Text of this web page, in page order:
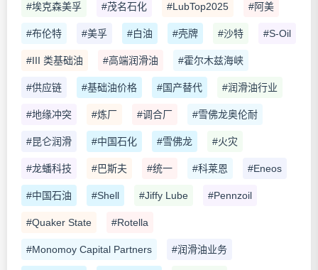
#埃克森美孚 #茂名石化 #LubTop2025 #阿美
#布伦特 #美孚 #白油 #壳牌 #沙特 #S-Oil
#III 类基础油 #高端润滑油 #霍尔木兹海峡
#供应链 #基础油价格 #国产替代 #润滑油行业
#地缘冲突 #炼厂 #调合厂 #雪佛龙奥伦耐
#昆仑润滑 #中国石化 #雪佛龙 #火灾
#龙蟠科技 #巴斯夫 #统一 #科莱恩 #Eneos
#中国石油 #Shell #Jiffy Lube #Pennzoil
#Quaker State #Rotella
#Monomoy Capital Partners #润滑油业务